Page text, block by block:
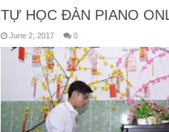
TỰ HỌC ĐÀN PIANO
June 2, 2017 0